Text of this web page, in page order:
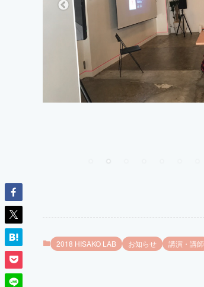
2018 HISAKO LAB お知らせ 講演・講師